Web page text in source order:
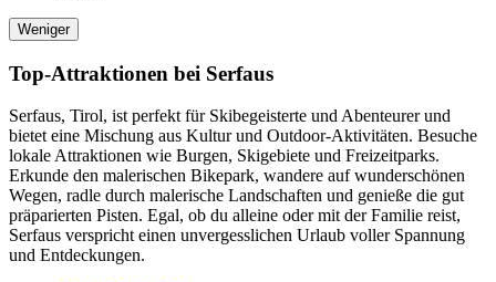
Weniger
Top-Attraktionen bei Serfaus
Serfaus, Tirol, ist perfekt für Skibegeisterte und Abenteurer und
bietet eine Mischung aus Kultur und Outdoor-Aktivitäten. Besuche
lokale Attraktionen wie Burgen, Skigebiete und Freizeitparks.
Erkunde den malerischen Bikepark, wandere auf wunderschönen
Wegen, radle durch malerische Landschaften und genieße die gut
präparierten Pisten. Egal, ob du alleine oder mit der Familie reist,
Serfaus verspricht einen unvergesslichen Urlaub voller Spannung
und Entdeckungen.